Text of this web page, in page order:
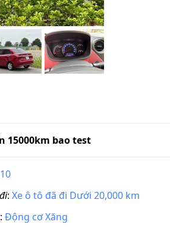
15000km bao test
: Xe ô tô đã đi Dưới 20,000 km
: Động cơ Xăng